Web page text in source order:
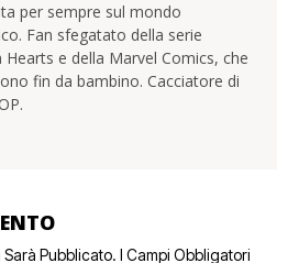
per sempre sul mondo
Fan sfegatato della serie
Hearts e della Marvel Comics, che
fin da bambino. Cacciatore di
Pubblicato. I Campi Obbligatori